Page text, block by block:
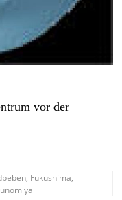
vor der
Fukushima